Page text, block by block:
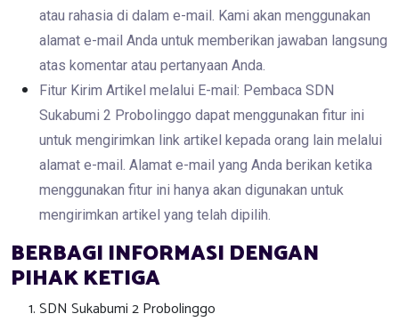
atau rahasia di dalam e-mail. Kami akan menggunakan
alamat e-mail Anda untuk memberikan jawaban langsung
atas komentar atau pertanyaan Anda.
Fitur Kirim Artikel melalui E-mail: Pembaca SDN
Sukabumi 2 Probolinggo dapat menggunakan fitur ini
untuk mengirimkan link artikel kepada orang lain melalui
alamat e-mail. Alamat e-mail yang Anda berikan ketika
menggunakan fitur ini hanya akan digunakan untuk
mengirimkan artikel yang telah dipilih.
BERBAGI INFORMASI DENGAN
PIHAK KETIGA
SDN Sukabumi 2 Probolinggo